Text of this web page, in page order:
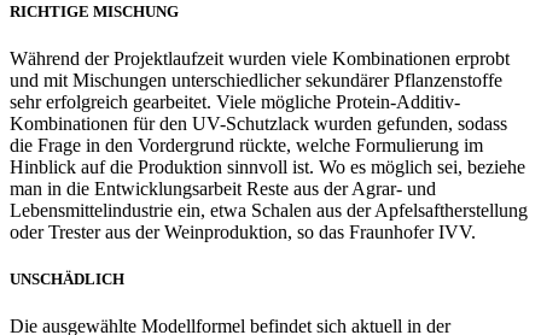
RICHTIGE MISCHUNG
Während der Projektlaufzeit wurden viele Kombinationen erprobt
und mit Mischungen unterschiedlicher sekundärer Pflanzenstoffe
sehr erfolgreich gearbeitet. Viele mögliche Protein-Additiv-
Kombinationen für den UV-Schutzlack wurden gefunden, sodass
die Frage in den Vordergrund rückte, welche Formulierung im
Hinblick auf die Produktion sinnvoll ist. Wo es möglich sei, beziehe
man in die Entwicklungsarbeit Reste aus der Agrar- und
Lebensmittelindustrie ein, etwa Schalen aus der Apfelsaftherstellung
oder Trester aus der Weinproduktion, so das Fraunhofer IVV.
UNSCHÄDLICH
Die ausgewählte Modellformel befindet sich aktuell in der